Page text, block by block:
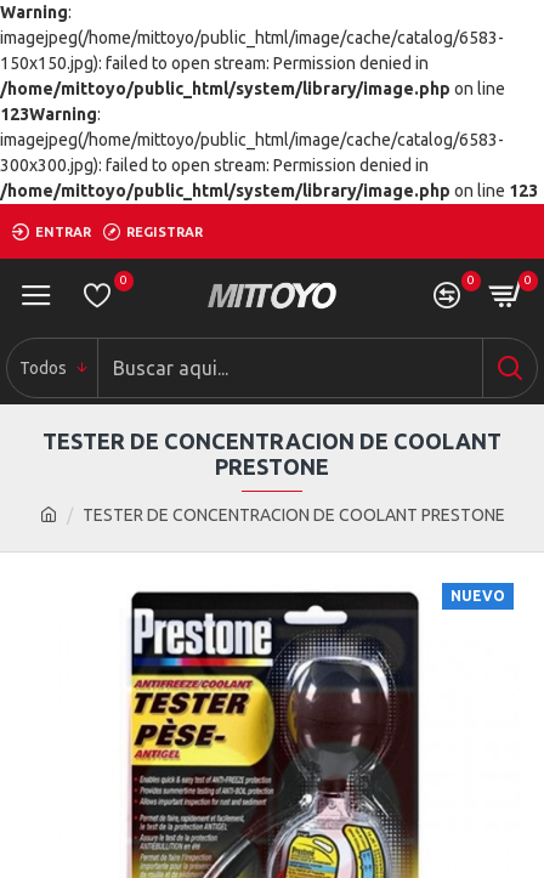
Warning:
imagejpeg(/home/mittoyo/public_html/image/cache/catalog/6583-
150x150.jpg): failed to open stream: Permission denied in
/home/mittoyo/public_html/system/library/image.php on line
123Warning:
imagejpeg(/home/mittoyo/public_html/image/cache/catalog/6583-
300x300.jpg): failed to open stream: Permission denied in
/home/mittoyo/public_html/system/library/image.php on line 123
ENTRAR REGISTRAR
0 0 0
Todos
TESTER DE CONCENTRACION DE COOLANT PRESTONE
TESTER DE CONCENTRACION DE COOLANT
PRESTONE
NUEVO